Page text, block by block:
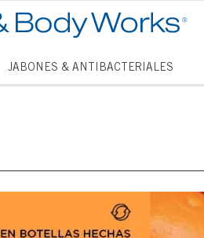
JABONES & ANTIBACTERIALES
1.
4.
.
6